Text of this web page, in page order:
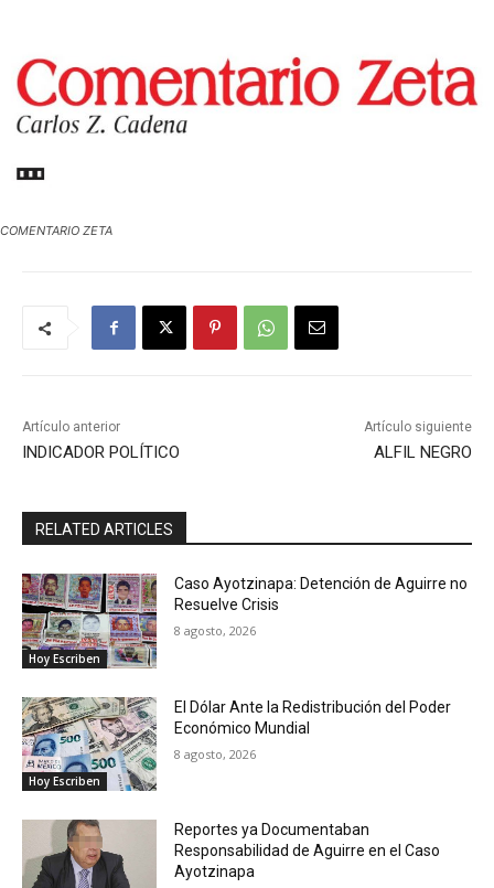
COMENTARIO ZETA
Artículo anterior
INDICADOR POLÍTICO
Artículo siguiente
ALFIL NEGRO
RELATED ARTICLES
Hoy Escriben
Caso Ayotzinapa: Detención de Aguirre no
Resuelve Crisis
8 agosto, 2026
Hoy Escriben
El Dólar Ante la Redistribución del Poder
Económico Mundial
8 agosto, 2026
Reportes ya Documentaban
Responsabilidad de Aguirre en el Caso
Ayotzinapa